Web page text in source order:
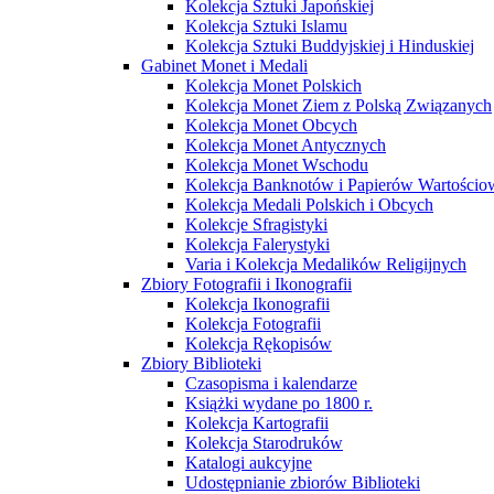
Kolekcja Sztuki Japońskiej
Kolekcja Sztuki Islamu
Kolekcja Sztuki Buddyjskiej i Hinduskiej
Gabinet Monet i Medali
Kolekcja Monet Polskich
Kolekcja Monet Ziem z Polską Związanych
Kolekcja Monet Obcych
Kolekcja Monet Antycznych
Kolekcja Monet Wschodu
Kolekcja Banknotów i Papierów
Kolekcja Medali Polskich i Obcych
Kolekcje Sfragistyki
Kolekcja Falerystyki
Varia i Kolekcja Medalików Religijnych
Zbiory Fotografii i Ikonografii
Kolekcja Ikonografii
Kolekcja Fotografii
Kolekcja Rękopisów
Zbiory Biblioteki
Czasopisma i kalendarze
Książki wydane po 1800 r.
Kolekcja Kartografii
Kolekcja Starodruków
Katalogi aukcyjne
Udostępnianie zbiorów Biblioteki